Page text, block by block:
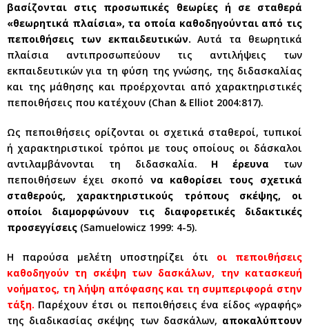
βασίζονται στις προσωπικές θεωρίες ή σε σταθερά
«θεωρητικά πλαίσια», τα οποία καθοδηγούνται από τις
πεποιθήσεις των εκπαιδευτικών. Αυτά τα θεωρητικά
πλαίσια αντιπροσωπεύουν τις αντιλήψεις των
εκπαιδευτικών για τη φύση της γνώσης, της διδασκαλίας
και της μάθησης και προέρχονται από χαρακτηριστικές
πεποιθήσεις που κατέχουν (Chan & Elliot 2004:817).
Ως πεποιθήσεις ορίζονται οι σχετικά σταθεροί, τυπικοί
ή χαρακτηριστικοί τρόποι με τους οποίους οι δάσκαλοι
αντιλαμβάνονται τη διδασκαλία. Η έρευνα των
πεποιθήσεων έχει σκοπό να καθορίσει τους σχετικά
σταθερούς, χαρακτηριστικούς τρόπους σκέψης, οι
οποίοι διαμορφώνουν τις διαφορετικές διδακτικές
προσεγγίσεις (Samuelowicz 1999: 4-5).
Η παρούσα μελέτη υποστηρίζει ότι οι πεποιθήσεις
καθοδηγούν τη σκέψη των δασκάλων, την κατασκευή
νοήματος, τη λήψη απόφασης και τη συμπεριφορά στην
τάξη. Παρέχουν έτσι οι πεποιθήσεις ένα είδος «γραφής»
της διαδικασίας σκέψης των δασκάλων, αποκαλύπτουν